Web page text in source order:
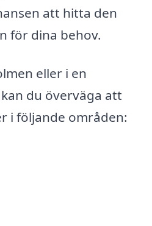
att hitta den
för dina behov.
eller i en
du överväga att
i följande områden: